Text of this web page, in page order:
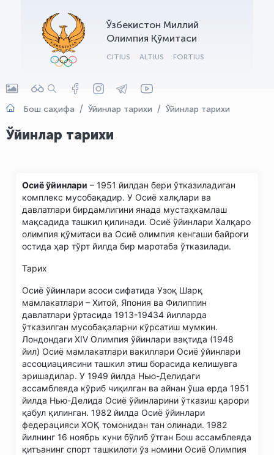
Ўзбекистон Миллий
Олимпия Қўмитаси
CITIUS ALTIUS FORTIUS
Бош саҳифа Ўйинлар тарихи Ўйинлар тарихи
Ўйинлар тарихи
Осиё ўйинлари – 1951 йилдан бери ўтказиладиган
комплекс мусобақадир. У Осиё халқлари ва
давлатлари бирдамлигини янада мустаҳкамлаш
мақсадида ташкил қилинади. Осиё ўйинлари Халқаро
олимпия қўмитаси ва Осиё олимпия кенгаши байроғи
остида ҳар тўрт йилда бир маротаба ўтказилади.
Тарих
Осиё ўйинлари асоси сифатида Узоқ Шарқ
мамлакатлари – Хитой, Япония ва Филиппин
давлатлари ўртасида 1913-19434 йилларда
ўтказилган мусобақаларни кўрсатиш мумкин.
Лондондаги XIV Олимпия ўйинлари вақтида (1948
йил) Осиё мамлакатлари вакиллари Осиё ўйинлари
ассоциациясини ташкил этиш борасида келишувга
эришадилар. У 1949 йилда Нью-Делидаги
ассамблеяда кўриб чиқилган ва айнан ўша ерда 1951
йилда Нью-Делида Осиё ўйинларини ўтказиш қарори
қабул қилинган. 1982 йилда Осиё ўйинлари
федерацияси ХОҚ томонидан тан олинади. 1982
йилнинг 16 ноябрь куни бўлиб ўтган Бош ассамблеяда
қитъанинг спорт ташкилоти ўз номини Осиё Олимпия
OLYMPCHIK AI - yordamchi
Онлайн · olympic.uz